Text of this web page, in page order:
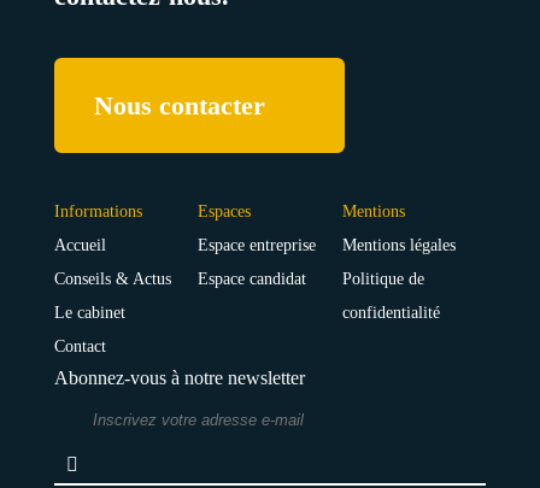
Nous contacter
Informations
Accueil
Conseils & Actus
Le cabinet
Contact
Espaces
Espace entreprise
Espace candidat
Mentions
Mentions légales
Politique de
confidentialité
Abonnez-vous à notre newsletter